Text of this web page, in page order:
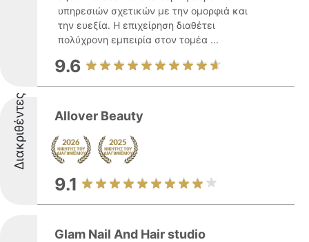
υπηρεσιών σχετικών με την ομορφιά και
την ευεξία. Η επιχείρηση διαθέτει
πολύχρονη εμπειρία στον τομέα ...
9.6
Διακριθέντες Allover Beauty
9.1
Glam Nail And Hair studio